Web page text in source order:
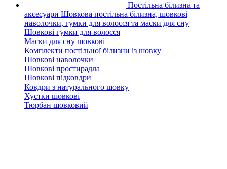
Постільна білизна та
аксесуари Шовкова постільна білизна, шовкові
наволочки, гумки для волосся та маски для сну
Шовкові гумки для волосся
Маски для сну шовкові
Комплекти постільної білизни із шовку
Шовкові наволочки
Шовкові простирадла
Шовкові підковдри
Ковдри з натурального шовку
Хустки шовкові
Тюрбан шовковий